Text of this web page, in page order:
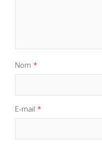
Nom *
E-mail *